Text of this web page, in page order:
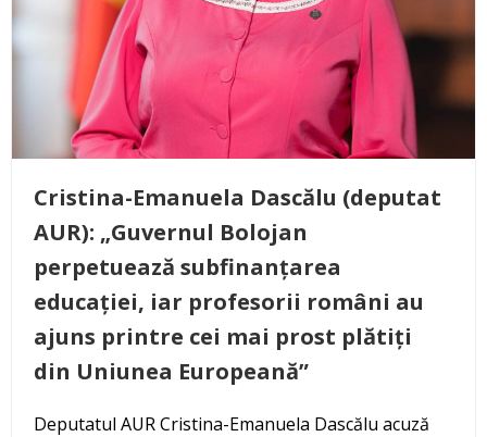
Cristina-Emanuela Dascălu (deputat
AUR): „Guvernul Bolojan
perpetuează subfinanțarea
educației, iar profesorii români au
ajuns printre cei mai prost plătiți
din Uniunea Europeană”
Deputatul AUR Cristina-Emanuela Dascălu acuză